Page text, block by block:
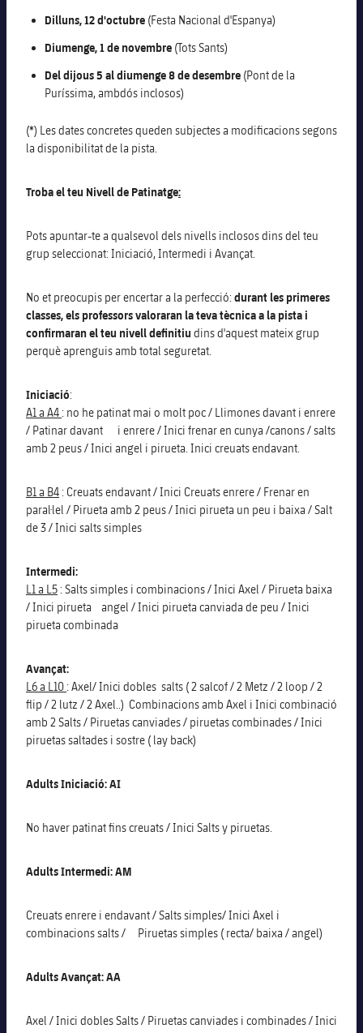
Dilluns, 12 d'octubre (Festa Nacional d'Espanya)
Diumenge, 1 de novembre (Tots Sants)
Del dijous 5 al diumenge 8 de desembre (Pont de la
Puríssima, ambdós inclosos)
(*) Les dates concretes queden subjectes a modificacions segons
la disponibilitat de la pista.
Troba el teu Nivell de Patinatge:
Pots apuntar-te a qualsevol dels nivells inclosos dins del teu
grup seleccionat: Iniciació, Intermedi i Avançat.
No et preocupis per encertar a la perfecció:durant les primeres
classes, els professors valoraran la teva tècnica a la pista i
confirmaran el teu nivell definitiu dins d'aquest mateix grup
perquè aprenguis amb total seguretat.
Iniciació:
A1 a A4: no he patinat mai o molt poc / Llimones davant i enrere
/ Patinar davant i enrere / Inici frenar en cunya /canons / salts
amb 2 peus / Inici angel i pirueta. Inici creuats endavant.
B1 a B4: Creuats endavant / Inici Creuats enrere / Frenar en
paral·lel / Pirueta amb 2 peus / Inici pirueta un peu i baixa / Salt
de 3 / Inici salts simples
Intermedi:
L1 a L5: Salts simples i combinacions / Inici Axel / Pirueta baixa
/ Inici pirueta angel / Inici pirueta canviada de peu / Inici
pirueta combinada
Avançat:
L6 a L10: Axel/ Inici dobles salts ( 2 salcof / 2 Metz / 2 loop / 2
flip / 2 lutz / 2 Axel..) Combinacions amb Axel i Inici combinació
amb 2 Salts / Piruetas canviades / piruetas combinades / Inici
piruetas saltades i sostre ( lay back)
Adults Iniciació: AI
No haver patinat fins creuats / Inici Salts y piruetas.
Adults Intermedi: AM
Creuats enrere i endavant / Salts simples/ Inici Axel i
combinacions salts / Piruetas simples ( recta/ baixa / angel)
Adults Avançat: AA
Axel / Inici dobles Salts / Piruetas canviades i combinades / Inici